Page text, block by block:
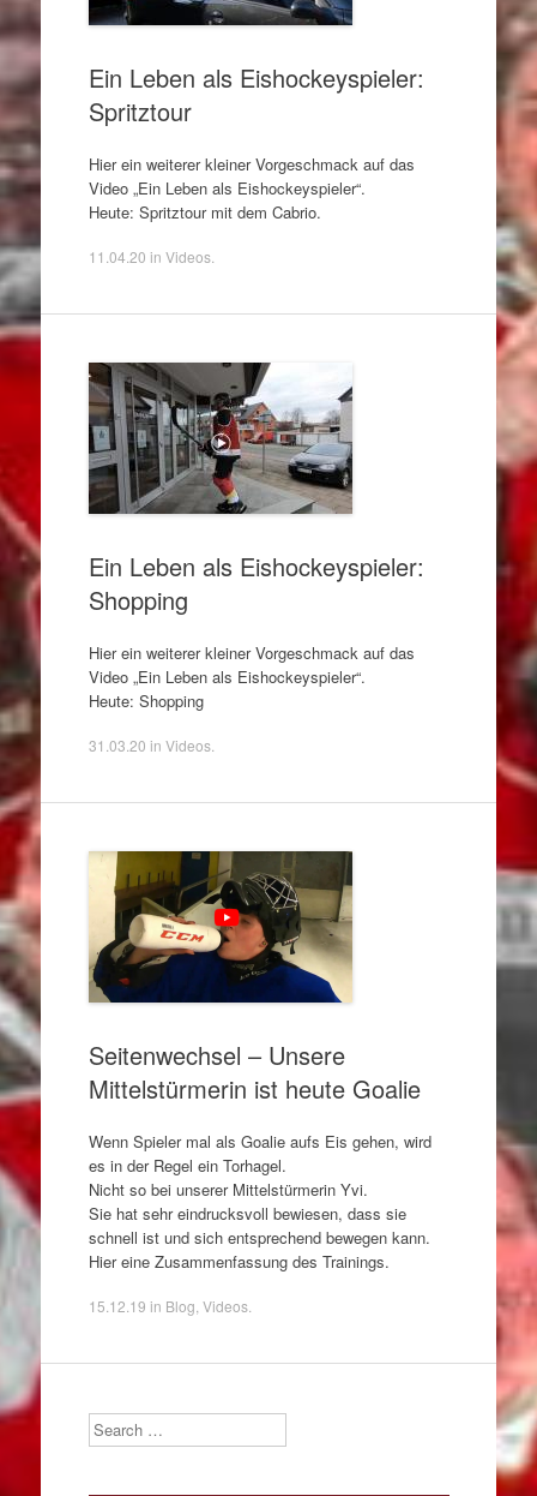
Ein Leben als Eishockeyspieler:
Spritztour
Hier ein weiterer kleiner Vorgeschmack auf das
Video „Ein Leben als Eishockeyspieler“.
Heute: Spritztour mit dem Cabrio.
11.04.20 in Videos.
Ein Leben als Eishockeyspieler:
Shopping
Hier ein weiterer kleiner Vorgeschmack auf das
Video „Ein Leben als Eishockeyspieler“.
Heute: Shopping
31.03.20 in Videos.
Seitenwechsel – Unsere
Mittelstürmerin ist heute Goalie
Wenn Spieler mal als Goalie aufs Eis gehen, wird
es in der Regel ein Torhagel.
Nicht so bei unserer Mittelstürmerin Yvi.
Sie hat sehr eindrucksvoll bewiesen, dass sie
schnell ist und sich entsprechend bewegen kann.
Hier eine Zusammenfassung des Trainings.
15.12.19 in Blog Videos.
Search